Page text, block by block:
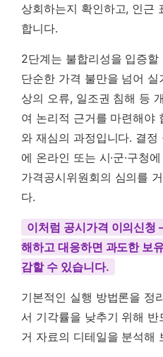
상회하는지 확인하고, 인근
합니다.
2단계는 불합리성을 입증
단순한 가격 불만을 넘어
상의 오류, 일조권 침해 등
여 논리적 근거를 마련해야
와 재심의 과정입니다. 결
에 온라인 또는 시·군·구청
가격공시위원회의 심의를
다.
이처럼 공시가격 이의신청
해하고 대응하면 과도한 보
감할 수 있습니다.
기본적인 실행 방법론을 정
서 기각률을 낮추기 위해
거 자료의 디테일을 분석해